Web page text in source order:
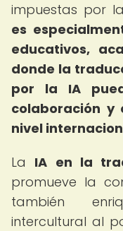
impuestas por
es
educativos,
donde la
por la IA
colaboración y
nivel
La IA en la
promueve la
también
intercultural al